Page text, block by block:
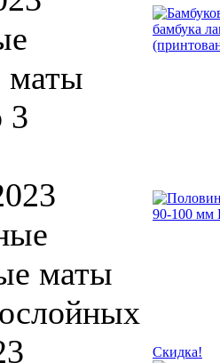
3
маты
Скидка!